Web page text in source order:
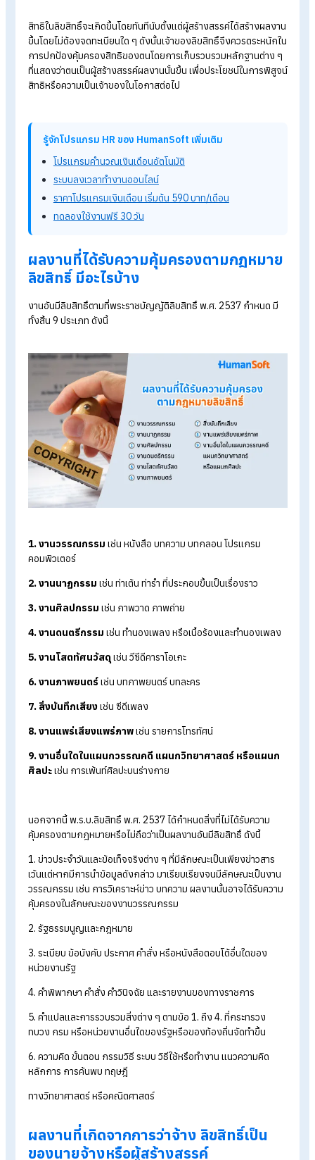
ว่าด้วยเรื่อง “กฎหมายลิขสิทธิ์
กฎหมายลิขสิทธิ์ คือ กฎหมายที่ให้ความคุ้มครองทรัพย์สินทางปั
ทางเศรษฐกิจ เจ้าของลิขสิทธิ์มีสิทธิแต่เพียงผู้เดียวที่จะกระทำการ
ๆ เกี่ยวกับผลงานอันมีลิขสิทธิ์ของตน ทั้งนี้กฎหมายลิขสิทธิ์ได้ให้ค
คุ้มครองถึงสิทธินักแสดงด้วย
สิทธิในลิขสิทธิ์จะเกิดขึ้นโดยทันทีนับตั้งแต่ผู้สร้างสรรค์ได้สร้างผล
การปกป้องคุ้มครองสิทธิของตนโดยการเก็บรวบรวมหลักฐานต่า
ที่แสดงว่าตนเป็นผู้สร้างสรรค์ผลงานนั้นขึ้น เพื่อประโยชน์ในการพิ
รู้จักโปรแกรม HR ของ HumanSoft เพิ่มเติม
โปรแกรมคำนวณเงินเดือนอัตโนมัติ
ระบบลงเวลาทำงานออนไลน์
ราคาโปรแกรมเงินเดือน เริ่มต้น 590 บาท/เดือน
ทดลองใช้งานฟรี 30 วัน
ผลงานที่ได้รับความคุ้มครองตามกฎหม
ลิขสิทธิ์ มีอะไรบ้าง
งานอันมีลิขสิทธิ์ตามที่พระราชบัญญัติลิขสิทธิ์ พ.ศ. 2537 กำหนด
ทั้งสิ้น 9 ประเภท ดังนี้
1. งานวรรณกรรมเช่น หนังสือ บทความ บทกลอน โปรแกรม
คอมพิวเตอร์
2. งานนาฏกรรมเช่น ท่าเต้น ท่ารำ ที่ประกอบขึ้นเป็นเรื่องราว
3. งานศิลปกรรมเช่น ภาพวาด ภาพถ่าย
5. งานโสตทัศนวัสดุ
เช่น วีซีดีคาราโอเกะ
6. งานภาพยนตร์
8. งานแพร่เสียงแพร่ภาพเช่น รายการโทรทัศน์
9. งานอื่นใดในแผนกวรรณคดีแผนกวิทยาศาสตร์ หรือแผน
ศิลปะเช่น การเพ้นท์ศิลปะบนร่างกาย
นอกจากนี้ พ.ร.บ.ลิขสิทธิ์ พ.ศ. 2537 ได้กำหนดสิ่งที่ไม่ได้รับความ
คุ้มครองตามกฎหมายหรือไม่ถือว่าเป็นผลงานอันมีลิขสิทธิ์ ดังนี้